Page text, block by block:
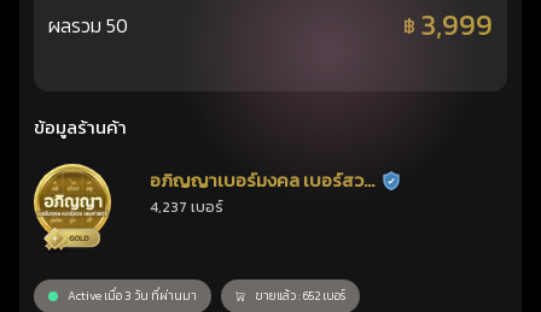
ผลรวม 50 ฿ 3,999
ข้อมูลร้านค้า
อภิญญาเบอร์มงคล เบอร์สวย
เลขศาสตร์
ร้านยืนยันแล้ว
4,237 เบอร์
Active เมื่อ 3 วัน ที่ผ่านมา ขายแล้ว : 652 เบอร์